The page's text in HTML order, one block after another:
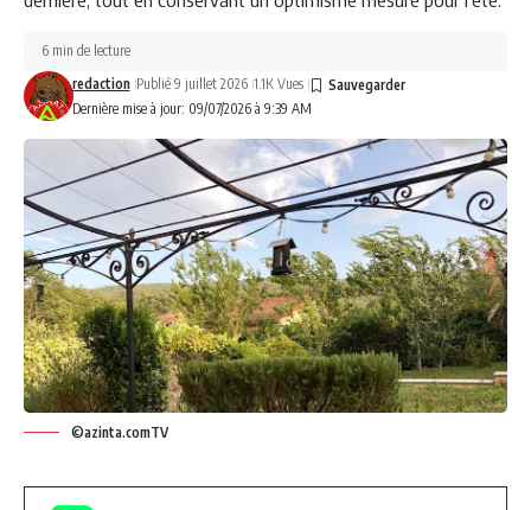
Dernière mise à jour: 09/07/2026 à 9:39 AM
redaction Publié 9 juillet 2026 1.1K Vues
6 min de lecture
©azinta.comTV